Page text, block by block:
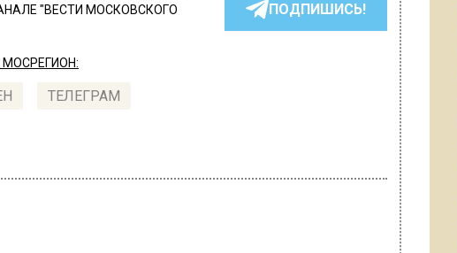
"ВЕСТИ МОСКОВСКОГО
ПОДПИШИСЬ!
ТЕЛЕГРАМ